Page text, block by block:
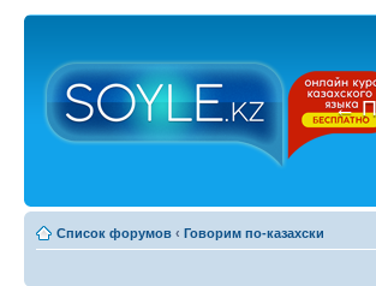
←
Список форумов ‹ Говорим по-казахски